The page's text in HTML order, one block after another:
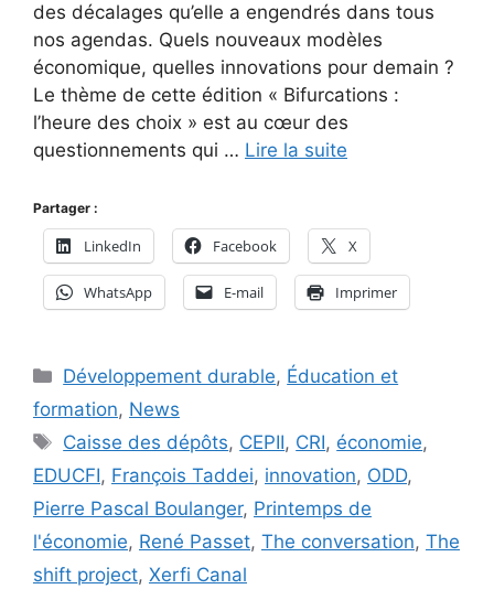
des décalages qu’elle a engendrés dans tous
nos agendas. Quels nouveaux modèles
économique, quelles innovations pour demain ?
Le thème de cette édition « Bifurcations :
l’heure des choix » est au cœur des
questionnements qui … Lire la suite
Partager :
LinkedIn Facebook X
WhatsApp E-mail Imprimer
Catégories
Développement durable, Éducation et
formation, News
Étiquettes
Caisse des dépôts, CEPII, CRI, économie,
EDUCFI, François Taddei, innovation, ODD,
Pierre Pascal Boulanger, Printemps de
l'économie, René Passet, The conversation, The
shift project, Xerfi Canal